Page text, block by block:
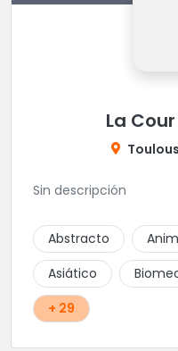
La
Sin descripción
Abstracto
Asiático
+ 29